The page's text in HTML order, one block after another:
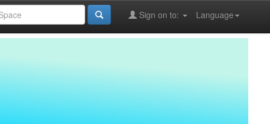
Language
Sign on to: